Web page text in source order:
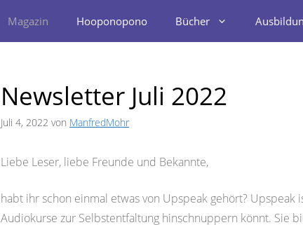
Magazin Hooponopono Bücher
Newsletter Juli 2022
Juli 4, 2022 von ManfredMohr
Liebe Leser, liebe Freunde und Bekannte,
habt ihr schon einmal etwas von Upspeak gehört?
Audiokurse zur Selbstentfaltung hinschnuppern könnt. Sie